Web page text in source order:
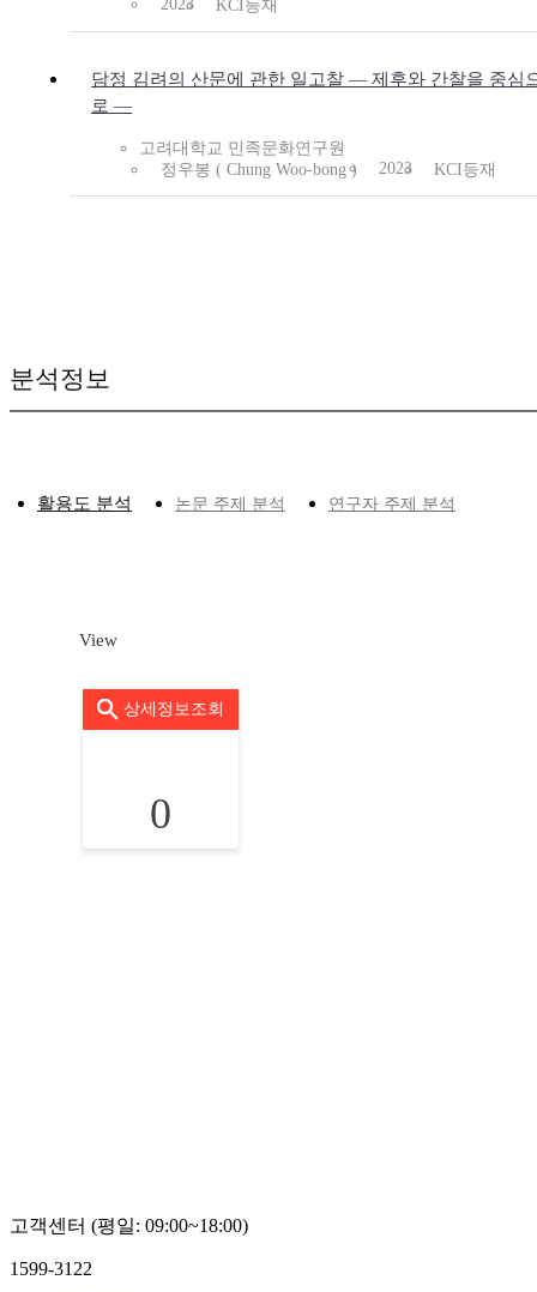
2023 KCI등재
담정 김려의 산문에 관한 일고찰 ― 제후와 간찰을 중심
로 ―
고려대학교 민족문화연구원
정우봉 ( Chung Woo-bong )
2023 KCI등재
분석정보
활용도 분석 논문 주제 분석 연구자 주제 분석
View
상세정보조회
0
고객센터 (평일: 09:00~18:00)
1599-3122